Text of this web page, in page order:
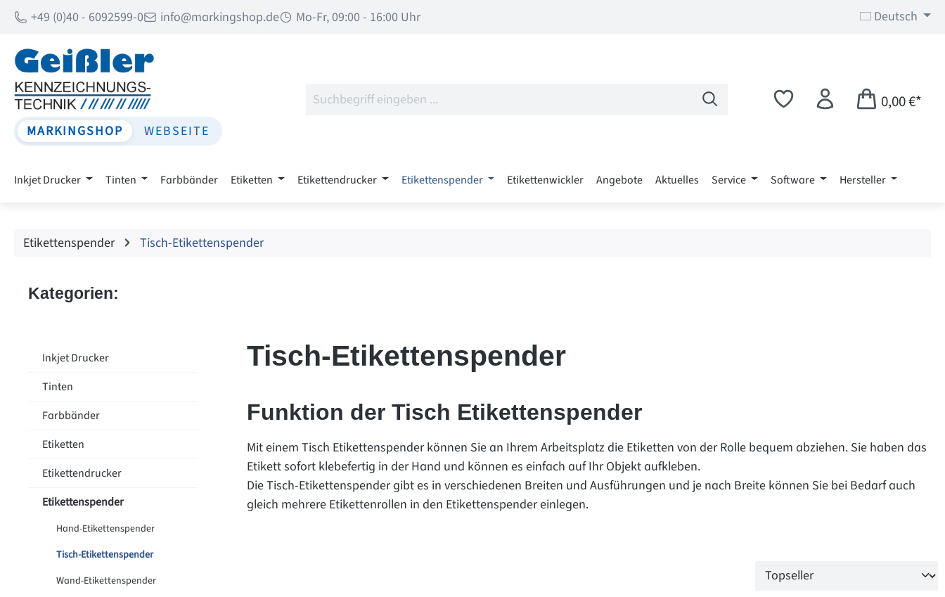
Hauptinhalt springen
Zur Suche springen
Zur Hauptnavigation springen
+49 (0)40 - 6092599-0 info@markingshop.de Mo-Fr, 09:00 - 16:00 Uhr Deutsch
MARKINGSHOP WEBSEITE
0,00 €*
Inkjet Drucker Tinten Farbbänder Etiketten Etikettendrucker Etikettenspender Etikettenwickler Angebote Aktuelles Service Software Hersteller
Etikettenspender Tisch-Etikettenspender
Kategorien:
Inkjet Drucker
Tinten
Farbbänder
Etiketten
Etikettendrucker
Etikettenspender
Hand-Etikettenspender
Tisch-Etikettenspender
Wand-Etikettenspender
Tisch-Etikettenspender
Funktion der Tisch Etikettenspender
Mit einem Tisch Etikettenspender können Sie an Ihrem Arbeitsplatz die Etiketten von der Rolle bequem abziehen. Sie haben das
Etikett sofort klebefertig in der Hand und können es einfach auf Ihr Objekt aufkleben.
Die Tisch-Etikettenspender gibt es in verschiedenen Breiten und Ausführungen und je nach Breite können Sie bei Bedarf auch
gleich mehrere Etikettenrollen in den Etikettenspender einlegen.